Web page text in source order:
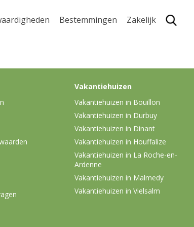
Bestemmingen Zakelijk
Vakantiehuizen
Vakantiehuizen in Bouillon
Vakantiehuizen in Durbuy
Vakantiehuizen in Dinant
Vakantiehuizen in Houffalize
Vakantiehuizen in La Roche-en-
Ardenne
Vakantiehuizen in Malmedy
Vakantiehuizen in Vielsalm